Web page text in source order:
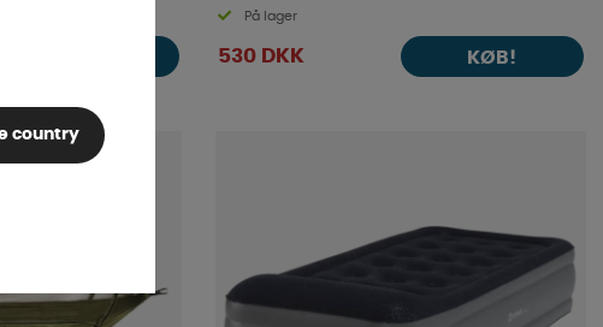
På lager
530 DKK KØB!
country